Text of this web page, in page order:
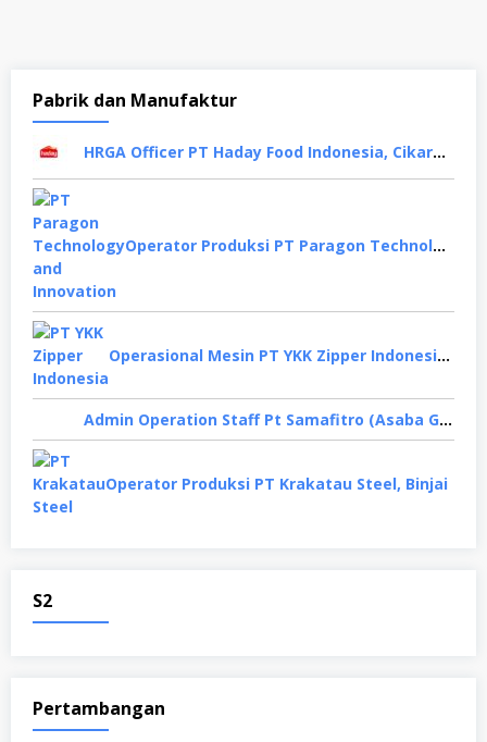
Pabrik dan Manufaktur
HRGA Officer PT Haday Food Indonesia, Cikarang
Operator Produksi PT Paragon Technology and Innovation, Tangerang
Operasional Mesin PT YKK Zipper Indonesia, Depok
Admin Operation Staff Pt Samafitro (Asaba Group), Jakarta Pusat
Operator Produksi PT Krakatau Steel, Binjai
S2
Pertambangan